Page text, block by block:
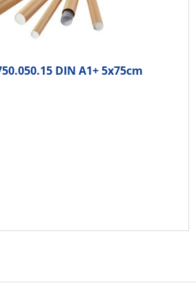
DIN A1+ 5x75cm